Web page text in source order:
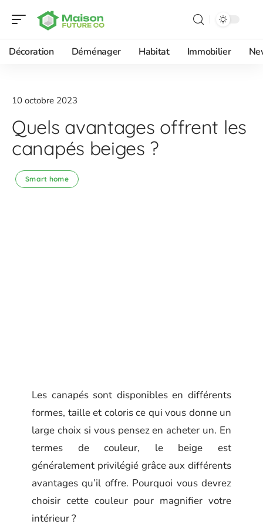
Décoration Déménager Habitat Immobilier
10 octobre 2023
Quels avantages offrent les
canapés beiges ?
Smart home
Les canapés sont disponibles en différents
formes, taille et coloris ce qui vous donne un
large choix si vous pensez en acheter un. En
termes de couleur, le beige est
généralement privilégié grâce aux différents
avantages qu’il offre. Pourquoi vous devrez
choisir cette couleur pour magnifier votre
intérieur ?